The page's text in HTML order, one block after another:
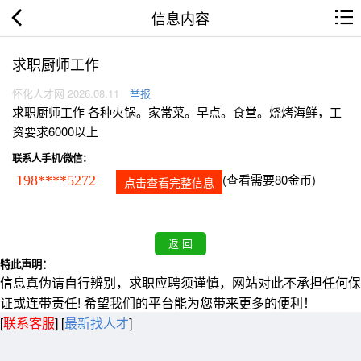
信息内容
求职厨师工作
怀化人才网 2026.08.11 举报
求职厨师工作 各种火锅。家常菜。早点。食堂。烧烤海鲜，工
资要求6000以上
联系人手机/微信：
198****5272 点击查看完整信息 (查看需要80金币)
特此声明：
信息真伪请自行辨别，求职应聘须谨慎，网站对此不承担任何保
证或连带责任! 希望我们的平台能为您带来更多的便利！
[联系客服] [最新找人才]